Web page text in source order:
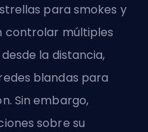
para smokes y
controlar múltiples
la distancia,
blandas para
Sin embargo,
sobre su